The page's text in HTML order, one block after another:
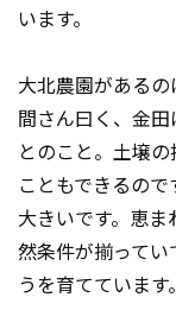
います。
大北農園がある
間さん曰く、金
とのこと。土壌
こともできるの
大きいです。恵
然条件が揃って
うを育てています。